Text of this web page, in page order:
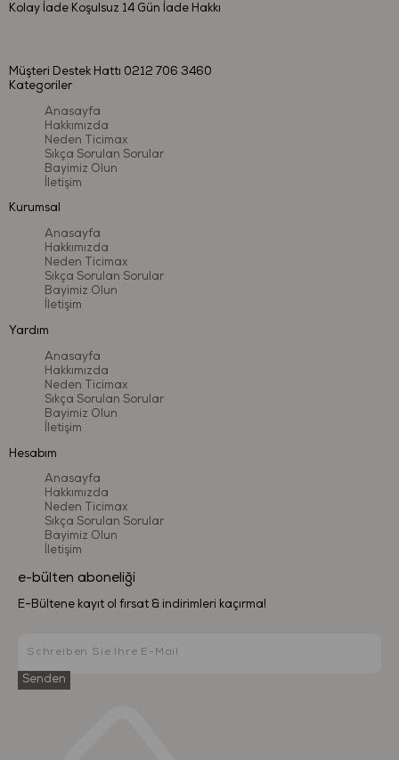
Ürün Adı:Akıllı Piyanom
Çalışma Şekli: Pilli
Pil Türü : 2 Adet AA Pil
Yaş Grubu:18 ay+
Kullanım Alanı:
Güvenlik & Kalite
Bu ürün,
Avrupa Birliği EN71 oyuncak güvenliği standartlarına
uygun olarak üretilmiştir. Uluslararası test kuruluşları tarafından test
edilmiş olup BPA, PVC ve ftalat içermez
malzemelerle üretilmiş, güvenli ve uzun ömürlü bir oyun deneyimi
Kolay İade Koşulsuz 14 Gün İade Hakkı
Müşteri Destek Hattı 0212 706 3460
Kategoriler
Anasayfa
Hakkımızda
Neden Ticimax
Sıkça Sorulan Sorular
Bayimiz Olun
İletişim
Kurumsal
Anasayfa
Hakkımızda
Neden Ticimax
Sıkça Sorulan Sorular
Bayimiz Olun
İletişim
Yardım
Anasayfa
Hakkımızda
Neden Ticimax
Sıkça Sorulan Sorular
Bayimiz Olun
İletişim
Hesabım
Anasayfa
Hakkımızda
Neden Ticimax
Sıkça Sorulan Sorular
Bayimiz Olun
İletişim
e-bülten aboneliği
E-Bültene kayıt ol fırsat & indirimleri kaçırma!
Senden